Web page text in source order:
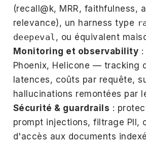
(recall@k, MRR, faithfulness,
relevance), un harness type
deepeval , ou équivalent
Monitoring et observability
Phoenix, Helicone — tracking
latences, coûts par requête,
hallucinations remontées par
Sécurité & guardrails :
prompt injections, filtrage PII,
d'accès aux documents